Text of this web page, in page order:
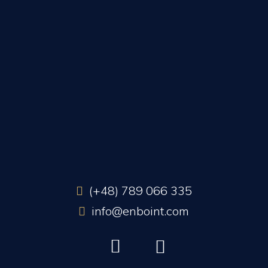
(+48) 789 066 335
info@enboint.com